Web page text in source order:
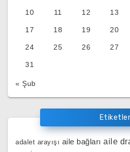
10 11 12 13
17 18 19 20
24 25 26 27
31
« Şub
Etiketler
adalet arayışı aile bağları aile